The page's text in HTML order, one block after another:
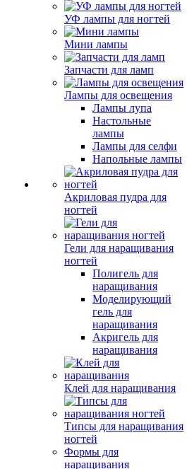
УФ лампы для ногтей
Мини лампы
Запчасти для ламп
Лампы для освещения
Лампы лупа
Настольные
лампы
Лампы для селфи
Напольные лампы
Акриловая пудра для
ногтей
Гели для наращивания
ногтей
Полигель для
наращивания
Моделирующий
гель для
наращивания
Акригель для
наращивания
Клей для наращивания
Типсы для наращивания
ногтей
Формы для
наращивания